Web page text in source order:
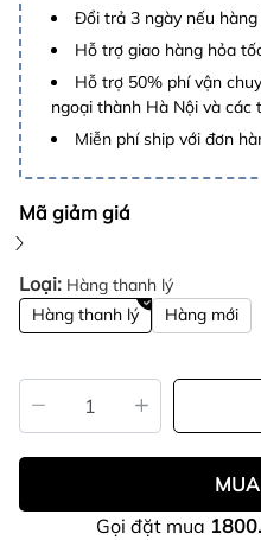
Đổi trả 3 ngày nếu
Hỗ trợ giao hàng hỏa
Hỗ trợ 50% phí vận
ngoại thành Hà Nội và các
Miễn phí ship với đơn
Mã giảm giá
Loại: Hàng thanh lý
Hàng thanh lý
Hàng mới
Gọi đặt mua